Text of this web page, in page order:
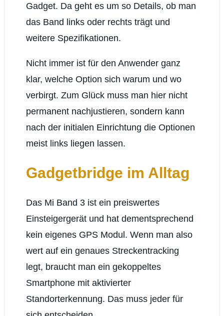
Gadget. Da geht es um so Details, ob man
das Band links oder rechts trägt und
weitere Spezifikationen.
Nicht immer ist für den Anwender ganz
klar, welche Option sich warum und wo
verbirgt. Zum Glück muss man hier nicht
permanent nachjustieren, sondern kann
nach der initialen Einrichtung die Optionen
meist links liegen lassen.
Gadgetbridge im Alltag
Das Mi Band 3 ist ein preiswertes
Einsteigergerät und hat dementsprechend
kein eigenes GPS Modul. Wenn man also
wert auf ein genaues Streckentracking
legt, braucht man ein gekoppeltes
Smartphone mit aktivierter
Standorterkennung. Das muss jeder für